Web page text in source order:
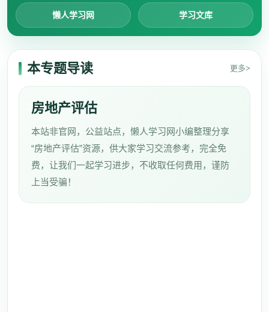
懒人学习网 学习文库
本专题导读 更多>
房地产评估
本站非官网，公益站点，懒人学习网小编整理分享
“房地产评估”资源，供大家学习交流参考，完全免
费，让我们一起学习进步，不收取任何费用，谨防
上当受骗！